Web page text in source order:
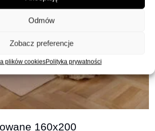
Odmów
Zobacz preferencje
plików cookiesPolityka prywatności
160x200